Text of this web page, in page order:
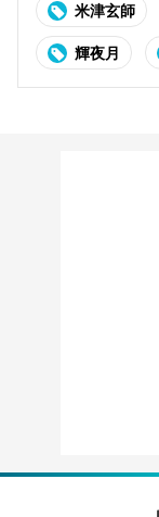
米津玄師
輝夜月